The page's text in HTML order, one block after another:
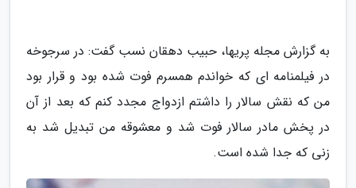
به گزارش مجله پریها، حبیب دهقان نسب گفت: در سرجوخه
در فیلمنامه ای که خواندم همسرم فوت شده بود و قرار بود
من که نقش سالار را داشتم ازدواج مجدد کنم که بعد از آن
در پخش مادر سالار فوت شد و معشوقه من تبدیل شد به
زنی که جدا شده است.